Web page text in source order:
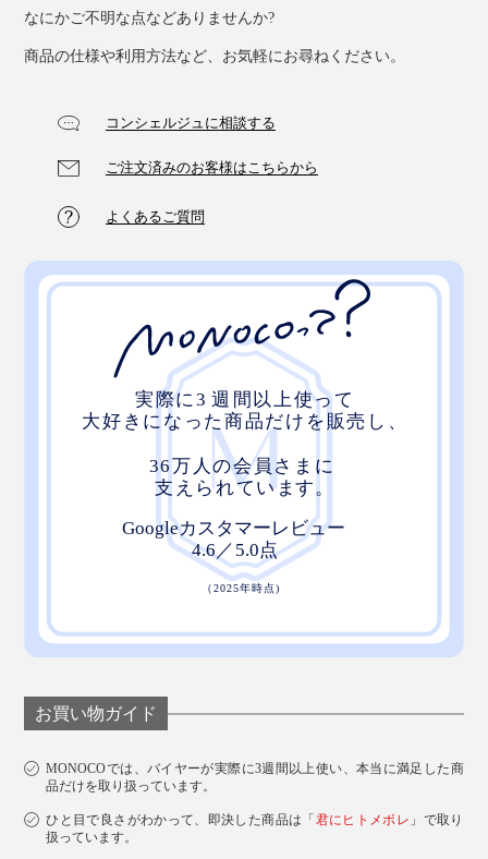
グラスや食器を拭きやすいよう、薄手に仕立てられた
ッチンふきんも吸水性バツグン。毛羽がつきにくく、ふ
かふかのクッション性で、繊細なワイングラスの水分を
やさしく拭き取り、指紋汚れもピカピカに。
なにかご不明な点などありませんか?
商品の仕様や利用方法など、お気軽にお尋ねください。
コンシェルジュに相談する
ご注文済みのお客様はこちらから
よくあるご質問
お買い物ガイド
MONOCOでは、バイヤーが実際に3週間以上使い、本当に満足した商
品だけを取り扱っています。
ひと目で良さがわかって、即決した商品は「 君にヒトメボレ 」で取り
扱っています。